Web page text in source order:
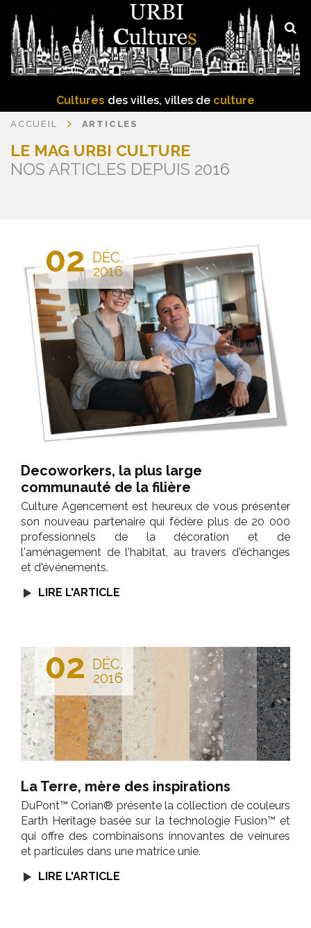
Cultures des villes, villes de culture
LE MAG URBI CULTURE
NOS ARTICLES DEPUIS 2016
ACCUEIL ARTICLES
02 DÉC.
2016
Decoworkers, la plus large
communauté de la filière
Culture Agencement est heureux de vous présenter
son nouveau partenaire qui fédère plus de 20 000
professionnels de la décoration et de
l'aménagement de l'habitat, au travers d'échanges
et d'événements.
LIRE L'ARTICLE
02
DÉC.
2016
La Terre, mère des inspirations
DuPont™ Corian® présente la collection de couleurs
Earth Heritage basée sur la technologie Fusion™ et
qui offre des combinaisons innovantes de veinures
et particules dans une matrice unie.
LIRE L'ARTICLE